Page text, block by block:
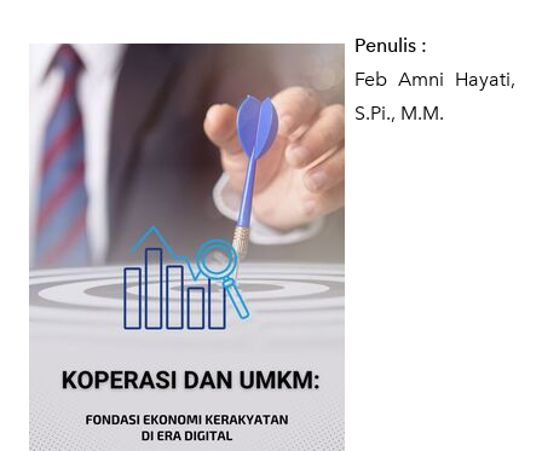
Penulis :
Feb Amni Hayati,
S.Pi., M.M.